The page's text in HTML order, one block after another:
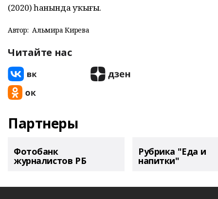
(2020) һанында уҡығыҙ.
Автор: Альмира Кирәева
Читайте нас
Партнеры
Фотобанк
журналистов РБ
Рубрика "Еда и
напитки"